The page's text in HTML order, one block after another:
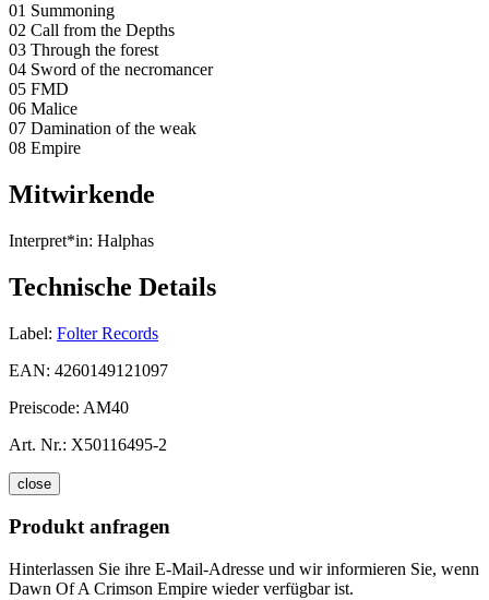
01 Summoning
02 Call from the Depths
03 Through the forest
04 Sword of the necromancer
05 FMD
06 Malice
07 Damination of the weak
08 Empire
Mitwirkende
Interpret*in: Halphas
Technische Details
Label: Folter Records
EAN: 4260149121097
Preiscode: AM40
Art. Nr.: X50116495-2
close
Produkt anfragen
Hinterlassen Sie ihre E-Mail-Adresse und wir informieren Sie, wenn
Dawn Of A Crimson Empire wieder verfügbar ist.